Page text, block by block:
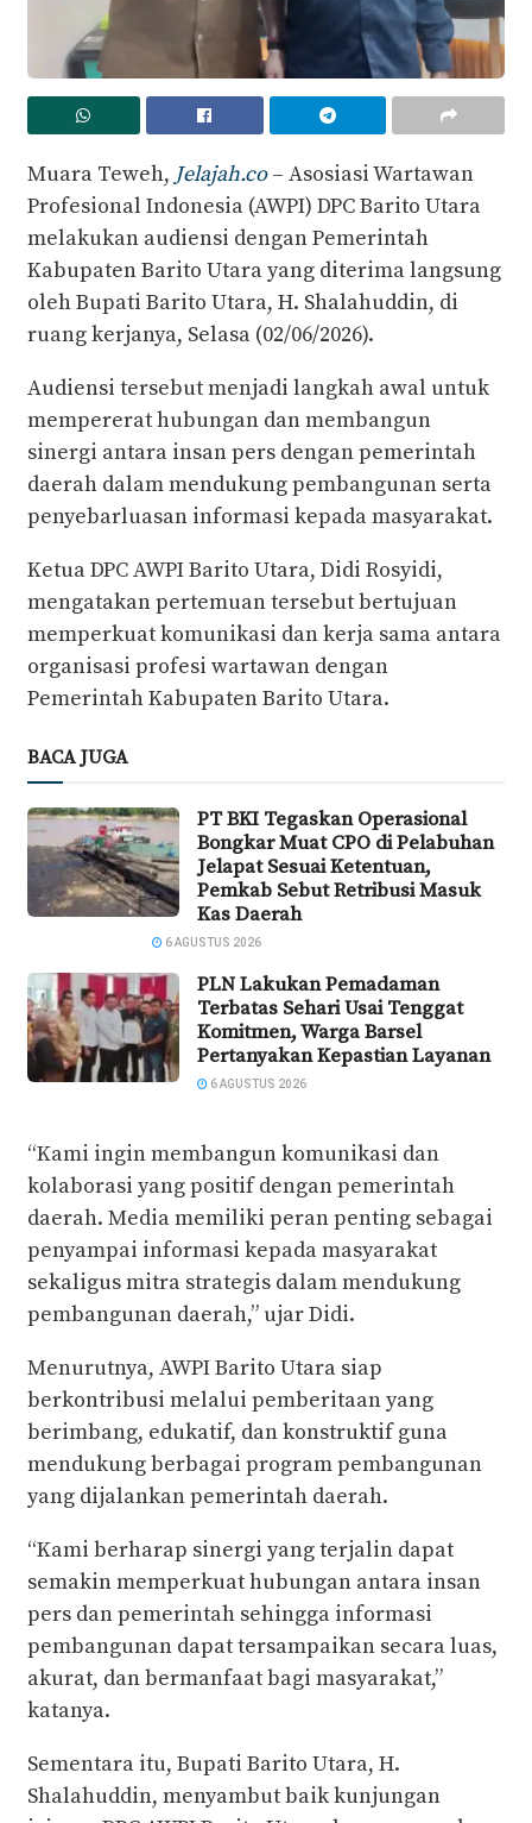
Muara Teweh, Jelajah.co– Asosiasi Wartawan
Profesional Indonesia (AWPI) DPC Barito Utara
melakukan audiensi dengan Pemerintah
Kabupaten Barito Utara yang diterima langsung
oleh Bupati Barito Utara, H. Shalahuddin, di
ruang kerjanya, Selasa (02/06/2026).
Audiensi tersebut menjadi langkah awal untuk
mempererat hubungan dan membangun
sinergi antara insan pers dengan pemerintah
daerah dalam mendukung pembangunan serta
penyebarluasan informasi kepada masyarakat.
Ketua DPC AWPI Barito Utara, Didi Rosyidi,
mengatakan pertemuan tersebut bertujuan
memperkuat komunikasi dan kerja sama antara
organisasi profesi wartawan dengan
Pemerintah Kabupaten Barito Utara.
BACA JUGA
PT BKI Tegaskan Operasional
Bongkar Muat CPO di Pelabuhan
Jelapat Sesuai Ketentuan,
Pemkab Sebut Retribusi Masuk
Kas Daerah
6 AGUSTUS 2026
PLN Lakukan Pemadaman
Terbatas Sehari Usai Tenggat
Komitmen, Warga Barsel
Pertanyakan Kepastian Layanan
6 AGUSTUS 2026
“Kami ingin membangun komunikasi dan
kolaborasi yang positif dengan pemerintah
daerah. Media memiliki peran penting sebagai
penyampai informasi kepada masyarakat
sekaligus mitra strategis dalam mendukung
pembangunan daerah,” ujar Didi.
Menurutnya, AWPI Barito Utara siap
berkontribusi melalui pemberitaan yang
berimbang, edukatif, dan konstruktif guna
mendukung berbagai program pembangunan
yang dijalankan pemerintah daerah.
“Kami berharap sinergi yang terjalin dapat
semakin memperkuat hubungan antara insan
pers dan pemerintah sehingga informasi
pembangunan dapat tersampaikan secara luas,
akurat, dan bermanfaat bagi masyarakat,”
katanya.
Sementara itu, Bupati Barito Utara, H.
Shalahuddin, menyambut baik kunjungan